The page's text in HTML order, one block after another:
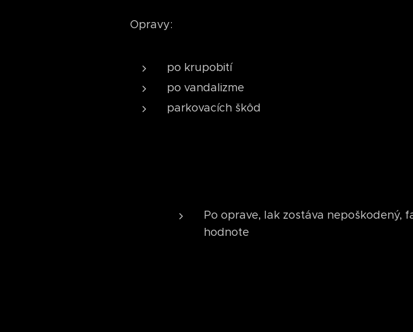
Opravy:
po krupobití
po vandalizme
parkovacích škôd
Po oprave, lak zostáva nepoškodený,
hodnote